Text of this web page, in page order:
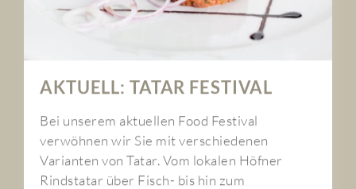
AKTUELL: TATAR FESTIVAL
Bei unserem aktuellen Food Festival
verwöhnen wir Sie mit verschiedenen
Varianten von Tatar. Vom lokalen Höfner
Rindstatar über Fisch- bis hin zum